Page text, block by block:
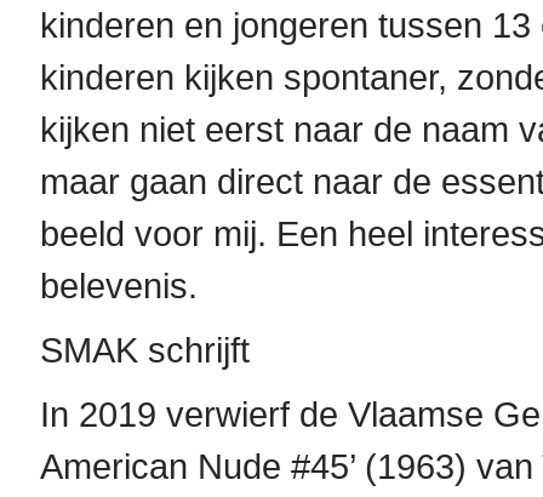
kinderen en jongeren tussen
kinderen kijken spontaner,
kijken niet eerst naar de naam
maar gaan direct naar de
beeld voor mij. Een heel
belevenis.
SMAK schrijft
In 2019 verwierf de Vlaamse
American Nude #45’ (1963)